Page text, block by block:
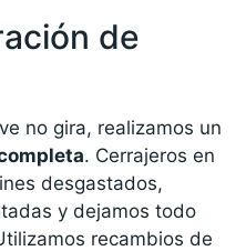
de
no gira, realizamos un
. Cerrajeros en
desgastados,
y dejamos todo
recambios de